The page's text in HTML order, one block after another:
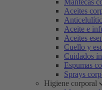
Mantecas
Aceites
Aceite e
Aceites
Cuello y
Cuidados
Espumas
Sprays
Higiene corporal